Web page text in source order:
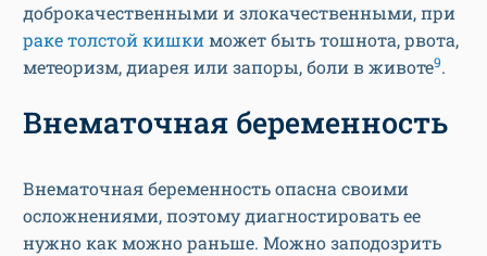
доброкачественными и злокачественными, при
раке толстой кишки может быть тошнота, рвота,
метеоризм, диарея или запоры, боли в животе9.
Внематочная беременность
Внематочная беременность опасна своими
осложнениями, поэтому диагностировать ее
нужно как можно раньше. Можно заподозрить